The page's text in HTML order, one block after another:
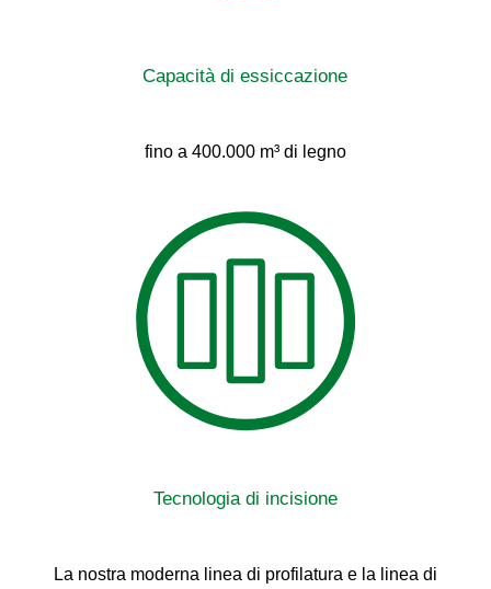
Capacità di essiccazione
fino a 400.000 m³ di legno
Tecnologia di incisione
La nostra moderna linea di profilatura e la linea di